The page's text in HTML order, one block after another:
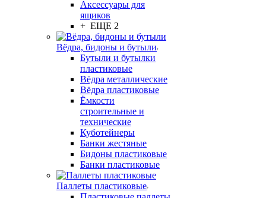
Аксессуары для
ящиков
+ ЕЩЕ 2
Вёдра, бидоны и бутыли
Бутыли и бутылки
пластиковые
Вёдра металлические
Вёдра пластиковые
Ёмкости
строительные и
технические
Куботейнеры
Банки жестяные
Бидоны пластиковые
Банки пластиковые
Паллеты пластиковые